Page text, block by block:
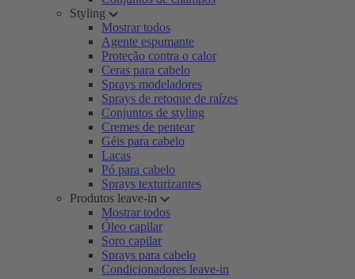
Styling
Mostrar todos
Agente espumante
Proteção contra o calor
Ceras para cabelo
Sprays modeladores
Sprays de retoque de raízes
Conjuntos de styling
Cremes de pentear
Géis para cabelo
Lacas
Pó para cabelo
Sprays texturizantes
Produtos leave-in
Mostrar todos
Óleo capilar
Soro capilar
Sprays para cabelo
Condicionadores leave-in